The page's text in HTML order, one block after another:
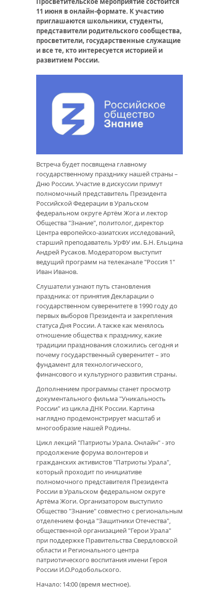
11 июня в онлайн-формате. К участию
приглашаются школьники, студенты,
представители родительского сообщества,
просветители, государственные служащие
и все те, кто интересуется историей и
развитием России.
Встреча будет посвящена главному
государственному празднику нашей страны –
Дню России. Участие в дискуссии примут
полномочный представитель Президента
Российской Федерации в Уральском
федеральном округе Артём Жога и лектор
Общества "Знание", политолог, директор
Центра европейско-азиатских исследований,
старший преподаватель УрФУ им. Б.Н. Ельцина
Андрей Русаков. Модератором выступит
ведущий программ на телеканале "Россия 1"
Иван Иванов.
Слушатели узнают путь становления
праздника: от принятия Декларации о
государственном суверенитете в 1990 году до
первых выборов Президента и закрепления
статуса Дня России. А также как менялось
отношение общества к празднику, какие
традиции празднования сложились сегодня и
почему государственный суверенитет – это
фундамент для технологического,
финансового и культурного развития страны.
Дополнением программы станет просмотр
документального фильма "Уникальность
России" из цикла ДНК России. Картина
наглядно продемонстрирует масштаб и
многообразие нашей Родины.
Цикл лекций "Патриоты Урала. Онлайн" - это
продолжение форума волонтеров и
гражданских активистов "Патриоты Урала",
который проходит по инициативе
полномочного представителя Президента
России в Уральском федеральном округе
Артёма Жоги. Организатором выступило
Общество "Знание" совместно с региональным
отделением фонда "Защитники Отечества",
общественной организацией "Герои Урала"
при поддержке Правительства Свердловской
области и Регионального центра
патриотического воспитания имени Героя
России И.О.Родобольского.
Начало: 14:00 (время местное).